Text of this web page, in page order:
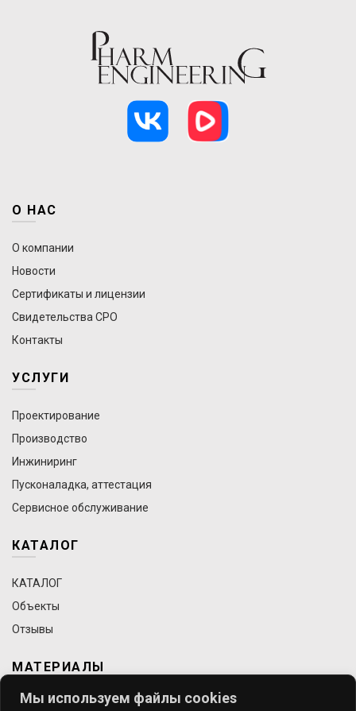
Мы используем файлы cookies
О НАС
О компании
Новости
Сертификаты и лицензии
Свидетельства СРО
Контакты
УСЛУГИ
Проектирование
Производство
Инжиниринг
Пусконаладка, аттестация
Сервисное обслуживание
КАТАЛОГ
КАТАЛОГ
Объекты
Отзывы
МАТЕРИАЛЫ
Статьи